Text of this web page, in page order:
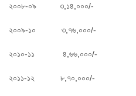
২০০৮-০৯
২০০৯-১০
২০১০-১১
২০১১-১২